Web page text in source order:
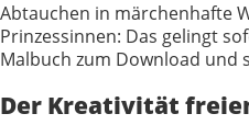
Abtauchen in märchenhafte
Prinzessinnen: Das gelingt
Malbuch zum Download und
Der Kreativität